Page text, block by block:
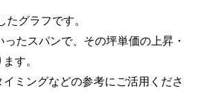
グラフです。
たスパンで、その坪単価の上昇・
す。
ミングなどの参考にご活用くださ